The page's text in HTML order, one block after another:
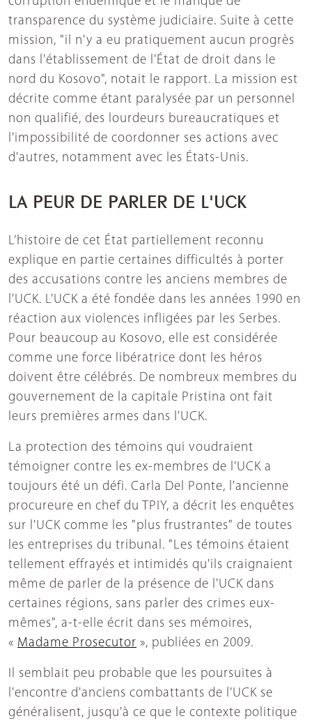
transparence du système judiciaire. Suite à cette
mission, "il n'y a eu pratiquement aucun progrès
dans l'établissement de l'État de droit dans le
nord du Kosovo", notait le rapport. La mission est
décrite comme étant paralysée par un personnel
non qualifié, des lourdeurs bureaucratiques et
l'impossibilité de coordonner ses actions avec
d'autres, notamment avec les États-Unis.
LA PEUR DE PARLER DE L'UCK
L’histoire de cet État partiellement reconnu
explique en partie certaines difficultés à porter
des accusations contre les anciens membres de
l'UCK. L'UCK a été fondée dans les années 1990 en
réaction aux violences infligées par les Serbes.
Pour beaucoup au Kosovo, elle est considérée
comme une force libératrice dont les héros
doivent être célébrés. De nombreux membres du
gouvernement de la capitale Pristina ont fait
leurs premières armes dans l'UCK.
La protection des témoins qui voudraient
témoigner contre les ex-membres de l'UCK a
toujours été un défi. Carla Del Ponte, l'ancienne
procureure en chef du TPIY, a décrit les enquêtes
sur l'UCK comme les "plus frustrantes" de toutes
les entreprises du tribunal. "Les témoins étaient
tellement effrayés et intimidés qu'ils craignaient
même de parler de la présence de l'UCK dans
certaines régions, sans parler des crimes eux-
mêmes", a-t-elle écrit dans ses mémoires,
« Madame Prosecutor », publiées en 2009.
Il semblait peu probable que les poursuites à
l'encontre d'anciens combattants de l'UCK se
généralisent, jusqu'à ce que le contexte politique